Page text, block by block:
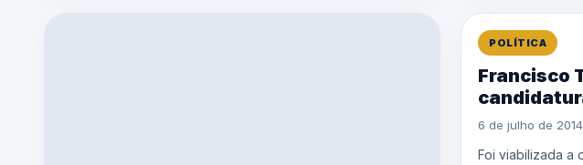
POLÍTICA
Francisco
6 de julho de
Foi viabilizada a